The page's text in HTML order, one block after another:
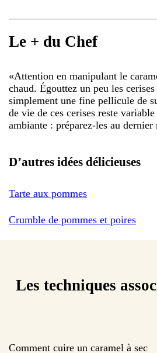
Le + du Chef
«Attention en manipulant le
chaud. Égouttez un peu les
simplement une fine pellicule de
de vie de ces cerises reste
ambiante : préparez-les au dernier
D’autres idées délicieuses
Tarte aux pommes
Crumble de pommes et poires
Les techniques
Comment cuire un caramel à sec